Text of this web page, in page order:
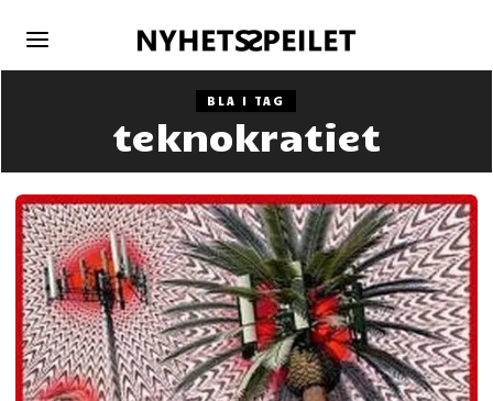
BLA I TAG
teknokratiet